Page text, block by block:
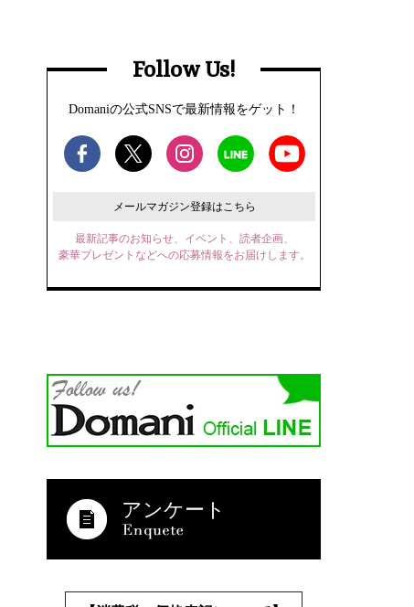
Follow Us!
Domaniの公式SNSで最新情報をゲット！
メールマガジン登録はこちら
最新記事のお知らせ、イベント、読者企画、
豪華プレゼントなどへの応募情報をお届けします。
アンケート